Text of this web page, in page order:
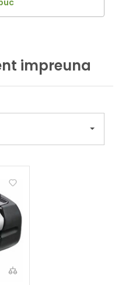
impreuna